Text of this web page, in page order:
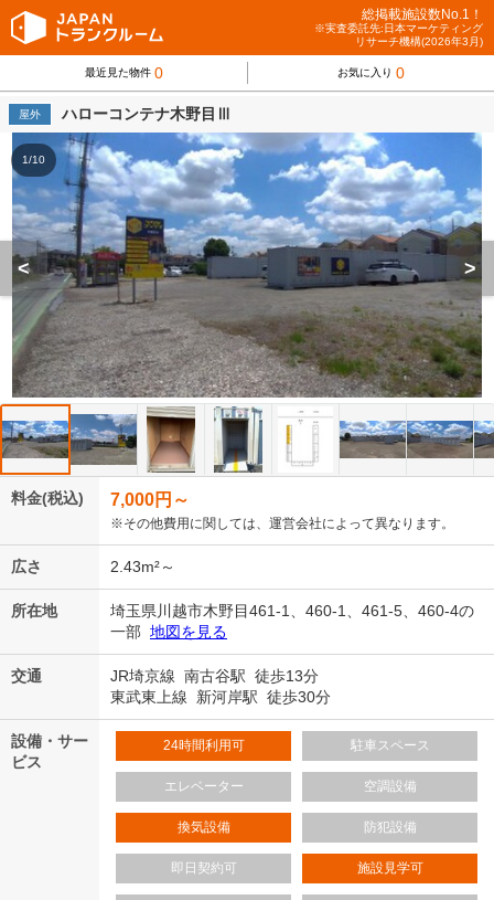
総掲載施設数No.1！
※実査委託先:日本マーケティング
リサーチ機構(2026年3月)
最近見た物件 0 お気に入り 0
屋外 ハローコンテナ木野目Ⅲ
1/10
< >
料金(税込) 7,000円～
※その他費用に関しては、運営会社によって異なります。
広さ 2.43m²～
所在地
埼玉県川越市木野目461-1、460-1、461-5、460-4の
一部 地図を見る
交通
JR埼京線 南古谷駅 徒歩13分
東武東上線 新河岸駅 徒歩30分
設備・サー
ビス
24時間利用可 駐車スペース
エレベーター 空調設備
換気設備 防犯設備
即日契約可 施設見学可